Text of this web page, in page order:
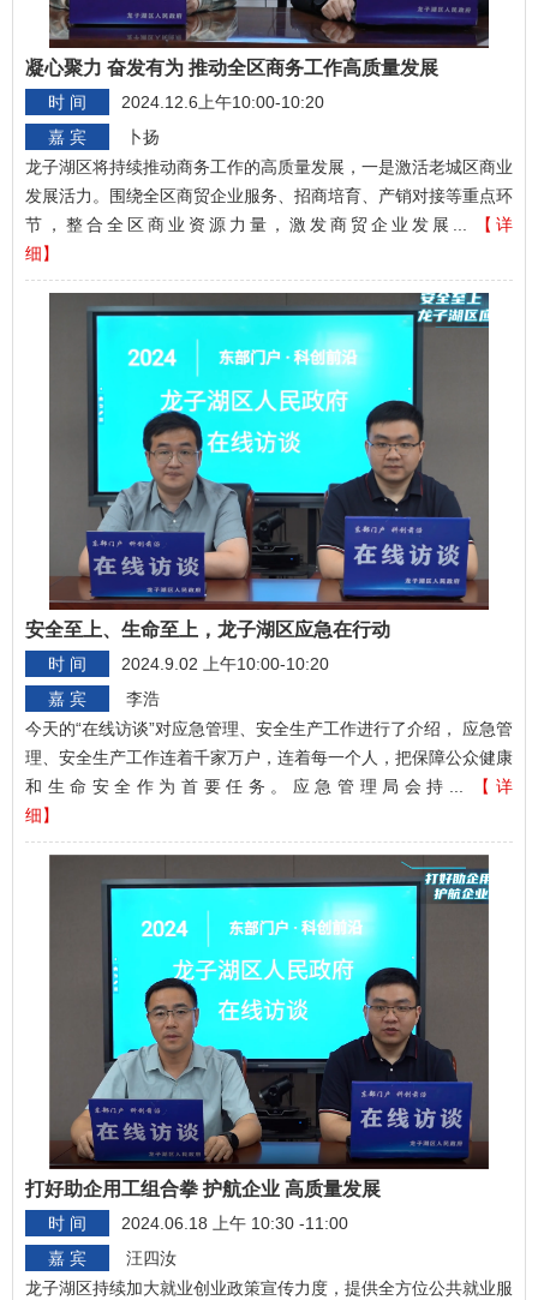
凝心聚力 奋发有为 推动全区商务工作高质量发展
时 间
2024.12.6上午10:00-10:20
嘉 宾
卜扬
龙子湖区将持续推动商务工作的高质量发展，一是激活老城区商业
发展活力。围绕全区商贸企业服务、招商培育、产销对接等重点环
节，整合全区商业资源力量，激发商贸企业发展...
【详
细】
安全至上、生命至上，龙子湖区应急在行动
时 间
2024.9.02 上午10:00-10:20
嘉 宾
李浩
今天的“在线访谈”对应急管理、安全生产工作进行了介绍， 应急管
理、安全生产工作连着千家万户，连着每一个人，把保障公众健康
和生命安全作为首要任务。应急管理局会持...
【详
细】
打好助企用工组合拳 护航企业 高质量发展
时 间
2024.06.18 上午 10:30 -11:00
嘉 宾
汪四汝
龙子湖区持续加大就业创业政策宣传力度，提供全方位公共就业服